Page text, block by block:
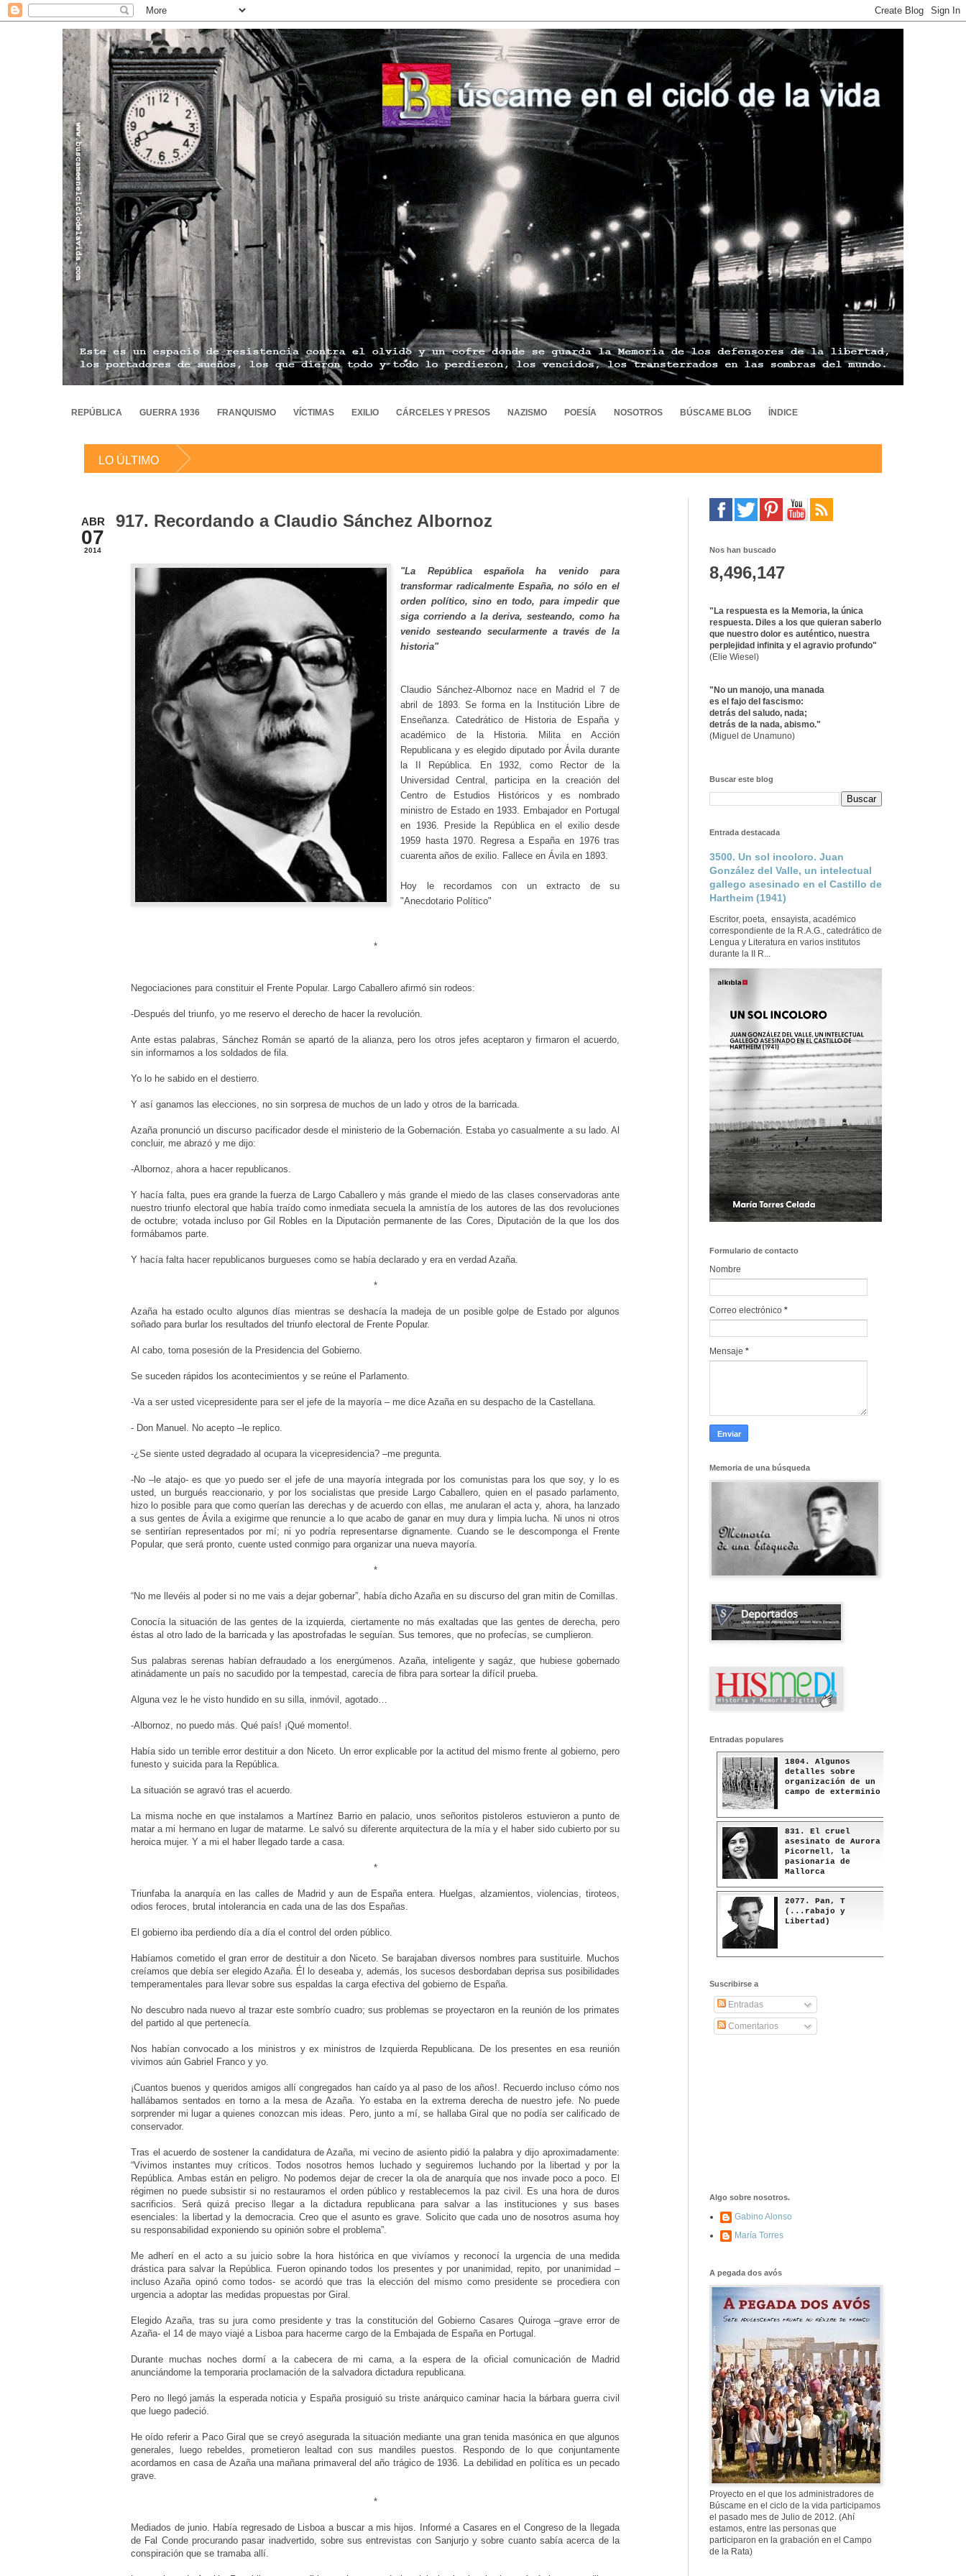
REPÚBLICA GUERRA 1936 FRANQUISMO VÍCTIMAS EXILIO CÁRCELES Y PRESOS NAZISMO POESÍA NOSOTROS BÚSCAME BLOG ÍNDICE
LO ÚLTIMO
ABR
07
2014
917. Recordando a Claudio Sánchez Albornoz
"La República española ha venido para
transformar radicalmente España, no sólo en el
orden político, sino en todo, para impedir que
siga corriendo a la deriva, sesteando, como ha
venido sesteando secularmente a través de la
historia"
Claudio Sánchez-Albornoz nace en Madrid el 7 de
abril de 1893. Se forma en la Institución Libre de
Enseñanza. Catedrático de Historia de España y
académico de la Historia. Milita en Acción
Republicana y es elegido diputado por Ávila durante
la II República. En 1932, como Rector de la
Universidad Central, participa en la creación del
Centro de Estudios Históricos y es nombrado
ministro de Estado en 1933. Embajador en Portugal
en 1936.
Preside la República en el exilio desde
1959 hasta 1970. Regresa a España en 1976 tras
cuarenta años de exilio. Fallece en Ávila en 1893.
Hoy le recordamos con un extracto de su
"Anecdotario Político"
*
Negociaciones para constituir el Frente Popular. Largo Caballero afirmó sin rodeos:
-Después del triunfo, yo me reservo el derecho de hacer la revolución.
Ante estas palabras, Sánchez Román se apartó de la alianza, pero los otros jefes aceptaron y firmaron el acuerdo,
sin informarnos a los soldados de fila.
Yo lo he sabido en el destierro.
Y así ganamos las elecciones, no sin sorpresa de muchos de un lado y otros de la barricada.
Azaña pronunció un discurso pacificador desde el ministerio de la Gobernación. Estaba yo casualmente a su lado. Al
concluir, me abrazó y me dijo:
-Albornoz, ahora a hacer republicanos.
Y hacía falta, pues era grande la fuerza de Largo Caballero y más grande el miedo de las clases conservadoras ante
nuestro triunfo electoral que había traído como inmediata secuela la amnistía de los autores de las dos revoluciones
de octubre; votada incluso por Gil Robles en la Diputación permanente de las Cores, Diputación de la que los dos
formábamos parte.
Y hacía falta hacer republicanos burgueses como se había declarado y era en verdad Azaña.
*
Azaña ha estado oculto algunos días mientras se deshacía la madeja de un posible golpe de Estado por algunos
soñado para burlar los resultados del triunfo electoral de Frente Popular.
Al cabo, toma posesión de la Presidencia del Gobierno.
Se suceden rápidos los acontecimientos y se reúne el Parlamento.
-Va a ser usted vicepresidente para ser el jefe de la mayoría – me dice Azaña en su despacho de la Castellana.
- Don Manuel. No acepto –le replico.
-¿Se siente usted degradado al ocupara la vicepresidencia? –me pregunta.
-No –le atajo- es que yo puedo ser el jefe de una mayoría integrada por los comunistas para los que soy, y lo es
usted, un burgués reaccionario, y por los socialistas que preside Largo Caballero, quien en el pasado parlamento,
hizo lo posible para que como querían las derechas y de acuerdo con ellas, me anularan el acta y, ahora, ha lanzado
a sus gentes de Ávila a exigirme que renuncie a lo que acabo de ganar en muy dura y limpia lucha. Ni unos ni otros
se sentirían representados por mí; ni yo podría representarse dignamente. Cuando se le descomponga el Frente
Popular, que será pronto, cuente usted conmigo para organizar una nueva mayoría.
*
“No me llevéis al poder si no me vais a dejar gobernar”, había dicho Azaña en su discurso del gran mitin de Comillas.
Conocía la situación de las gentes de la izquierda, ciertamente no más exaltadas que las gentes de derecha, pero
éstas al otro lado de la barricada y las apostrofadas le seguían. Sus temores, que no profecías, se cumplieron.
Sus palabras serenas habían defraudado a los energúmenos. Azaña, inteligente y sagáz, que hubiese gobernado
atinádamente un país no sacudido por la tempestad, carecía de fibra para sortear la difícil prueba.
Alguna vez le he visto hundido en su silla, inmóvil, agotado…
-Albornoz, no puedo más. Qué país! ¡Qué momento!.
Había sido un terrible error destituir a don Niceto. Un error explicable por la actitud del mismo frente al gobierno, pero
funesto y suicida para la República.
La situación se agravó tras el acuerdo.
La misma noche en que instalamos a Martínez Barrio en palacio, unos señoritos pistoleros estuvieron a punto de
matar a mi hermano en lugar de matarme. Le salvó su diferente arquitectura de la mía y el haber sido cubierto por su
heroica mujer. Y a mi el haber llegado tarde a casa.
*
Triunfaba la anarquía en las calles de Madrid y aun de España entera. Huelgas, alzamientos, violencias, tiroteos,
odios feroces, brutal intolerancia en cada una de las dos Españas.
El gobierno iba perdiendo día a día el control del orden público.
Habíamos cometido el gran error de destituir a don Niceto. Se barajaban diversos nombres para sustituirle. Muchos
creíamos que debía ser elegido Azaña. Él lo deseaba y, además, los sucesos desbordaban deprisa sus posibilidades
temperamentales para llevar sobre sus espaldas la carga efectiva del gobierno de España.
No descubro nada nuevo al trazar este sombrío cuadro; sus problemas se proyectaron en la reunión de los primates
del partido al que pertenecía.
Nos habían convocado a los ministros y ex ministros de Izquierda Republicana. De los presentes en esa reunión
vivimos aún Gabriel Franco y yo.
¡Cuantos buenos y queridos amigos allí congregados han caído ya al paso de los años!. Recuerdo incluso cómo nos
hallábamos sentados en torno a la mesa de Azaña. Yo estaba en la extrema derecha de nuestro jefe. No puede
sorprender mi lugar a quienes conozcan mis ideas. Pero, junto a mí, se hallaba Giral que no podía ser calificado de
conservador.
Tras el acuerdo de sostener la candidatura de Azaña, mi vecino de asiento pidió la palabra y dijo aproximadamente:
“Vivimos instantes muy críticos. Todos nosotros hemos luchado y seguiremos luchando por la libertad y por la
República. Ambas están en peligro. No podemos dejar de crecer la ola de anarquía que nos invade poco a poco. El
régimen no puede subsistir si no restauramos el orden público y restablecemos la paz civil. Es una hora de duros
sacrificios. Será quizá preciso llegar a la dictadura republicana para salvar a las instituciones y sus bases
esenciales: la libertad y la democracia. Creo que el asunto es grave. Solicito que cada uno de nosotros asuma hoy
su responsabilidad exponiendo su opinión sobre el problema”.
Me adherí en el acto a su juicio sobre la hora histórica en que vivíamos y reconocí la urgencia de una medida
drástica para salvar la República. Fueron opinando todos los presentes y por unanimidad, repito, por unanimidad –
incluso Azaña opinó como todos- se acordó que tras la elección del mismo como presidente se procediera con
urgencia a adoptar las medidas propuestas por Giral.
Elegido Azaña, tras su jura como presidente y tras la constitución del Gobierno Casares Quiroga –grave error de
Azaña- el 14 de mayo viajé a Lisboa para hacerme cargo de la Embajada de España en Portugal.
Durante muchas noches dormí a la cabecera de mi cama, a la espera de la oficial comunicación de Madrid
anunciándome la temporaria proclamación de la salvadora dictadura republicana.
Pero no llegó jamás la esperada noticia y España prosiguió su triste anárquico caminar hacia la bárbara guerra civil
que luego padeció.
He oído referir a Paco Giral que se creyó asegurada la situación mediante una gran tenida masónica en que algunos
generales, luego rebeldes, prometieron lealtad con sus mandiles puestos. Respondo de lo que conjuntamente
acordamos en casa de Azaña una mañana primaveral del año trágico de 1936. La debilidad en política es un pecado
grave.
*
Mediados de junio. Había regresado de Lisboa a buscar a mis hijos. Informé a Casares en el Congreso de la llegada
de Fal Conde procurando pasar inadvertido, sobre sus entrevistas con Sanjurjo y sobre cuanto sabía acerca de la
conspiración que se tramaba allí.
Nos han buscado
8,496,147
"La respuesta es la Memoria, la única
respuesta. Diles a los que quieran saberlo
que nuestro dolor es auténtico, nuestra
perplejidad infinita y el agravio profundo"
(Elie Wiesel)
"No un manojo, una manada
es el fajo del fascismo:
detrás del saludo, nada;
detrás de la nada, abismo."
(Miguel de Unamuno)
Buscar este blog
Entrada destacada
3500. Un sol incoloro. Juan
González del Valle, un intelectual
gallego asesinado en el Castillo de
Hartheim (1941)
Escritor, poeta, ensayista, académico
correspondiente de la R.A.G., catedrático de
Lengua y Literatura en varios institutos
durante la II R...
Formulario de contacto
Nombre
Correo electrónico *
Mensaje *
Memoria de una búsqueda
Entradas populares
1804. Algunos
detalles sobre
organización de un
campo de exterminio
831. El cruel
asesinato de Aurora
Picornell, la
pasionaria de
Mallorca
2077. Pan, T
(...rabajo y
Libertad)
577. Nos fusilaron
fusilaron mal
307. Vuestros
nombres no se han
borrado en la
Historia
Suscribirse a
Entradas
Comentarios
Algo sobre nosotros.
Gabino Alonso
María Torres
A pegada dos avós
Proyecto en el que los administradores de
Búscame en el ciclo de la vida participamos
el pasado mes de Julio de 2012. (Ahí
estamos, entre las personas que
participaron en la grabación en el Campo
de la Rata)